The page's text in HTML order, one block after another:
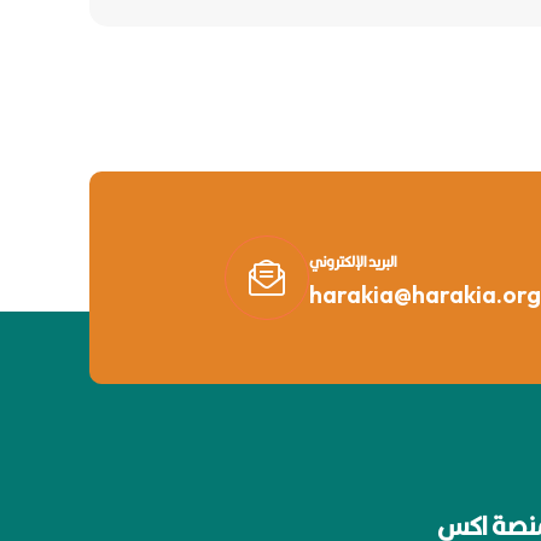
البريد الإلكتروني
اكس